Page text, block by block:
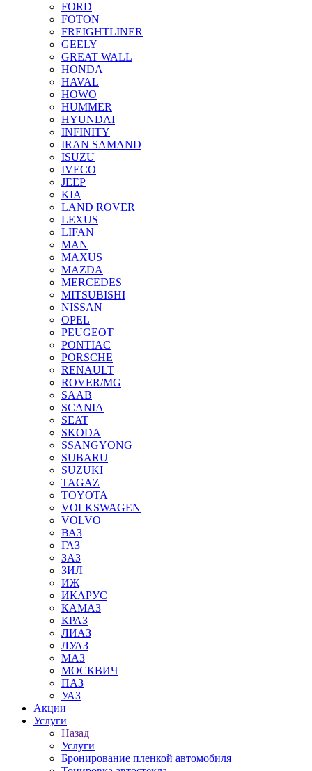
FORD
FOTON
FREIGHTLINER
GEELY
GREAT WALL
HONDA
HAVAL
HOWO
HUMMER
HYUNDAI
INFINITY
IRAN SAMAND
ISUZU
IVECO
JEEP
KIA
LAND ROVER
LEXUS
LIFAN
MAN
MAXUS
MAZDA
MERCEDES
MITSUBISHI
NISSAN
OPEL
PEUGEOT
PONTIAC
PORSCHE
RENAULT
ROVER/MG
SAAB
SCANIA
SEAT
SKODA
SSANGYONG
SUBARU
SUZUKI
TAGAZ
TOYOTA
VOLKSWAGEN
VOLVO
ВАЗ
ГАЗ
ЗАЗ
ЗИЛ
ИЖ
ИКАРУС
КАМАЗ
КРАЗ
ЛИАЗ
ЛУАЗ
МАЗ
МОСКВИЧ
ПАЗ
УАЗ
Акции
Услуги
Назад
Услуги
Бронирование пленкой автомобиля